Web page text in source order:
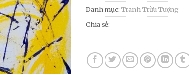
Danh mục: Tranh Trừu Tượng
Chia sẻ: